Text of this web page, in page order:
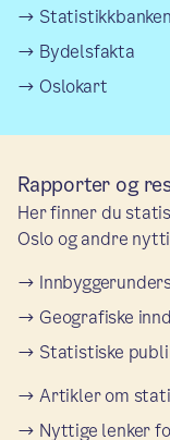
Statistikkbanken
Bydelsfakta
Oslokart
Rapporter og
Her finner du
Oslo og andre
Geografiske
Statistiske
Artikler om
Nyttige lenker